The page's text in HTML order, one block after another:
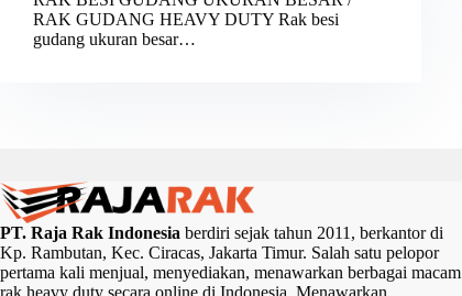
RAK GUDANG HEAVY DUTY Rak besi
gudang ukuran besar…
PT. Raja Rak Indonesia berdiri sejak tahun 2011, berkantor di
Kp. Rambutan, Kec. Ciracas, Jakarta Timur. Salah satu pelopor
pertama kali menjual, menyediakan, menawarkan berbagai macam
rak heavy duty secara online di Indonesia. Menawarkan